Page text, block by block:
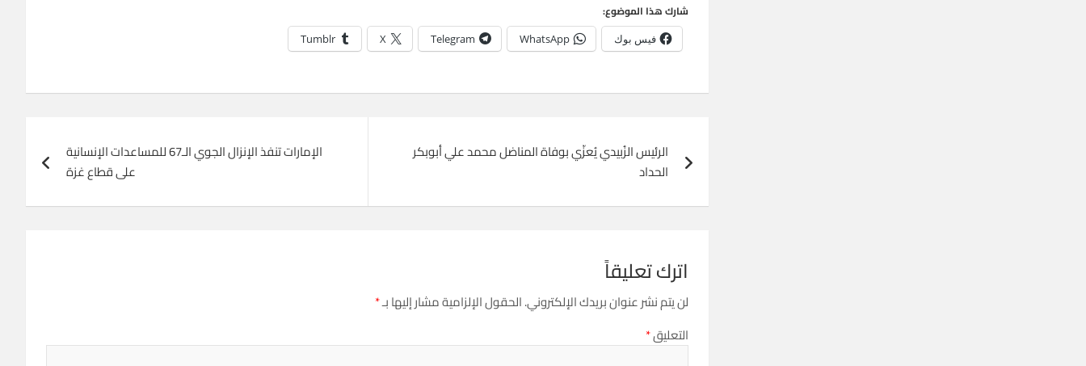
شارك هذا الموضوع:
فيس بوك WhatsApp
Telegram
X
Tumblr
المقالات
الرئيس الزُبيدي يُعزّي بوفاة المناضل محمد علي أبوبكر
الحداد
الإمارات تنفذ الإنزال الجوي الـ67 للمساعدات الإنسانية
على قطاع غزة
اترك تعليقاً
لن يتم نشر عنوان بريدك الإلكتروني.الحقول الإلزامية مشار إليها بـ*
التعليق*